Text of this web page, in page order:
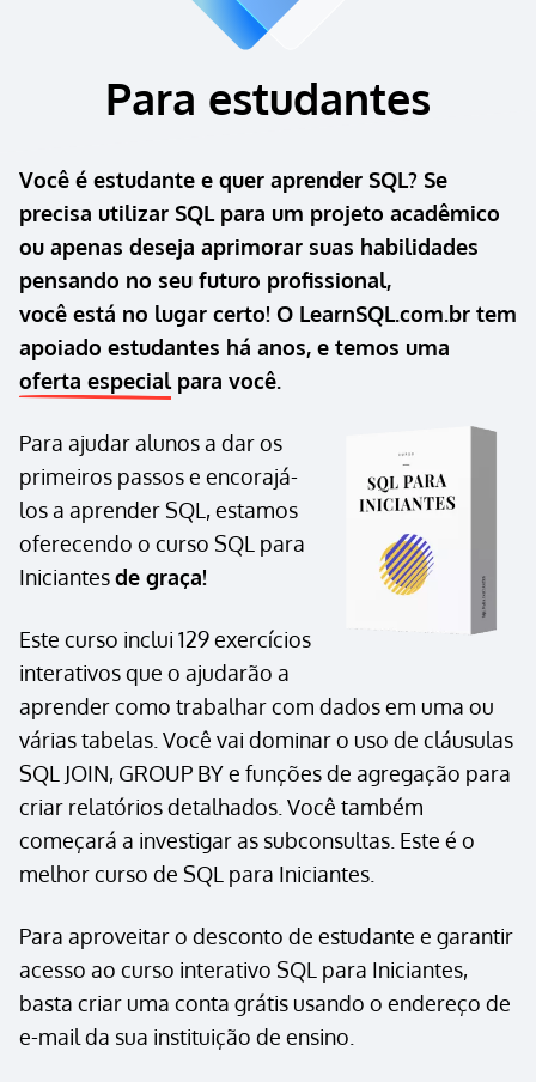
Para estudantes
Você é estudante e quer aprender SQL? Se
precisa utilizar SQL para um projeto acadêmico
ou apenas deseja aprimorar suas habilidades
pensando no seu futuro profissional,
você está no lugar certo! O LearnSQL.com.br tem
apoiado estudantes há anos, e temos uma
oferta especialpara você.
Para ajudar alunos a dar os
primeiros passos e encorajá-
los a aprender SQL, estamos
oferecendo o curso SQL para
Iniciantesde graça!
Este curso inclui 129 exercícios
interativos que o ajudarão a
aprender como trabalhar com dados em uma ou
várias tabelas. Você vai dominar o uso de cláusulas
SQL JOIN, GROUP BY e funções de agregação para
criar relatórios detalhados. Você também
começará a investigar as subconsultas. Este é o
melhor curso de SQL para Iniciantes.
Para aproveitar o desconto de estudante e garantir
acesso ao curso interativo SQL para Iniciantes,
basta criar uma conta grátis usando o endereço de
e-mail da sua instituição de ensino.